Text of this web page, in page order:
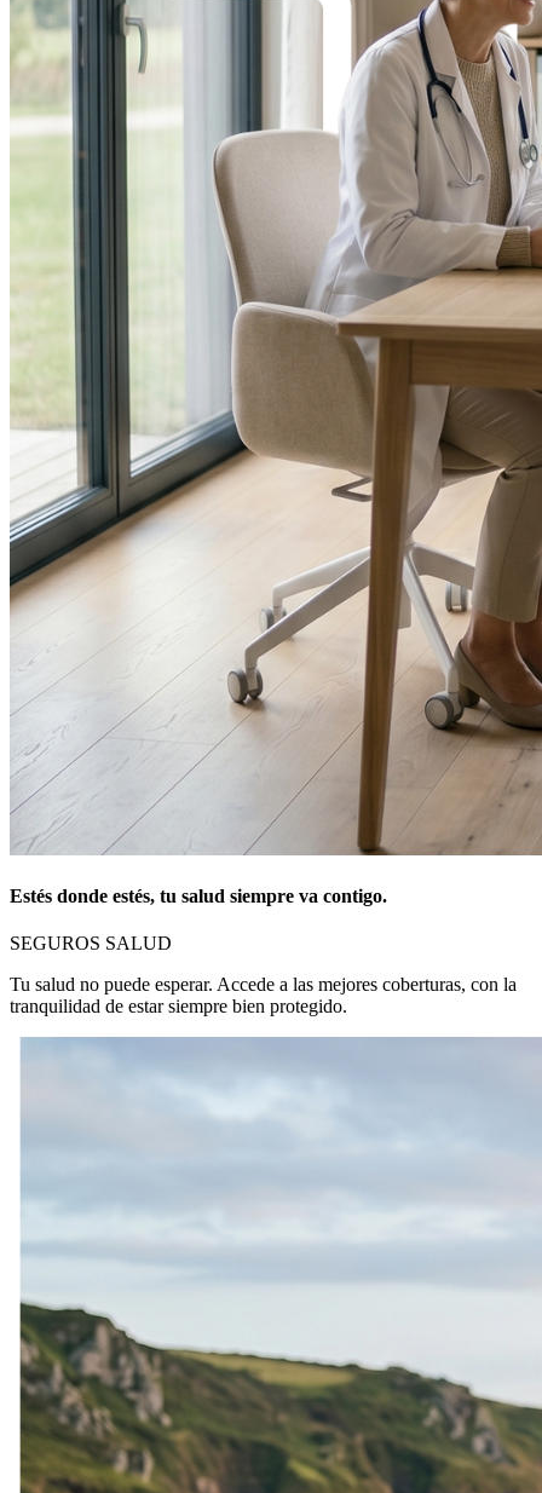
Estés donde estés, tu salud siempre va contigo.
SEGUROS SALUD
Tu salud no puede esperar. Accede a las mejores coberturas, con la
tranquilidad de estar siempre bien protegido.